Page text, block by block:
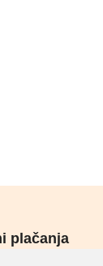
plačanja